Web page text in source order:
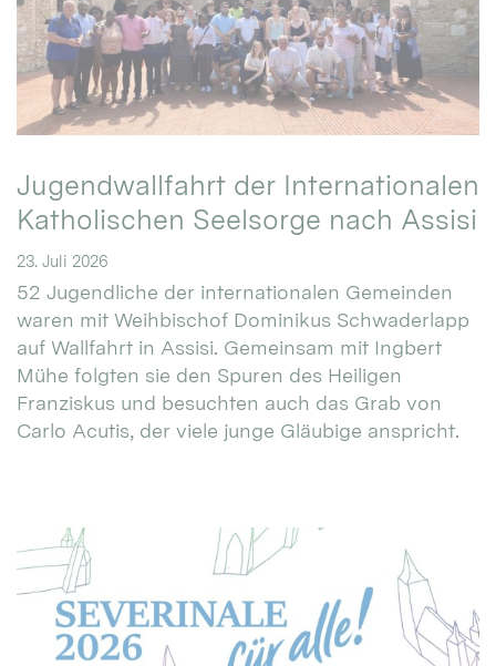
Jugendwallfahrt der Internationalen
Katholischen Seelsorge nach Assisi
23. Juli 2026
52 Jugendliche der internationalen Gemeinden
waren mit Weihbischof Dominikus Schwaderlapp
auf Wallfahrt in Assisi. Gemeinsam mit Ingbert
Mühe folgten sie den Spuren des Heiligen
Franziskus und besuchten auch das Grab von
Carlo Acutis, der viele junge Gläubige anspricht.